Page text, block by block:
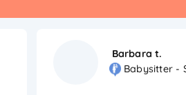
Barbara t.
Babysitter -